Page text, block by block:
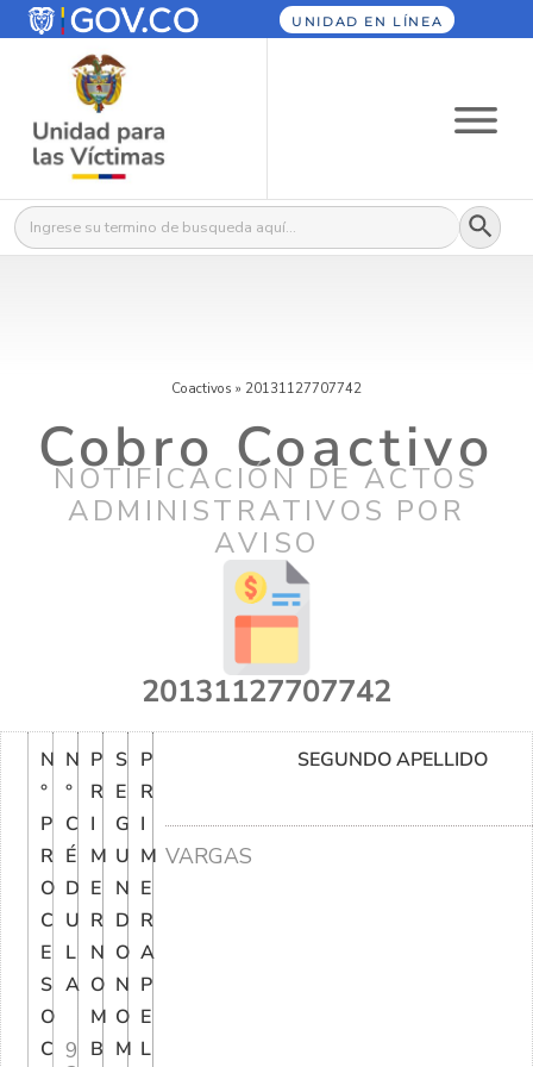
UNIDAD EN LÍNEA
Buscar: Botón
Coactivos » 20131127707742
Cobro Coactivo
NOTIFICACIÓN DE ACTOS
ADMINISTRATIVOS POR
AVISO
20131127707742
N
°
P
R
O
C
E
S
O
C
N
°
C
É
D
U
L
A
9
P
R
I
M
E
R
N
O
M
B
S
E
G
U
N
D
O
N
O
M
P
R
I
M
E
R
A
P
E
L
SEGUNDO APELLIDO
VARGAS